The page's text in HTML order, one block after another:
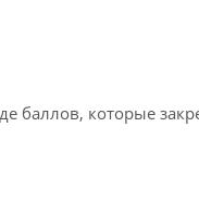
баллов, которые